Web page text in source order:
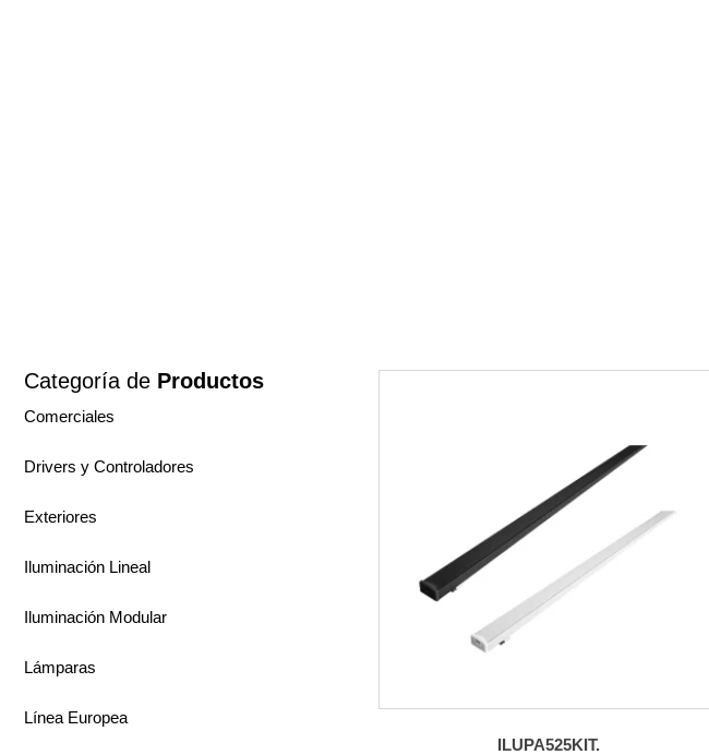
Categoría de Productos
Comerciales
Drivers y Controladores
Exteriores
Iluminación Lineal
Iluminación Modular
Lámparas
Línea Europea
ILUPA525KIT.